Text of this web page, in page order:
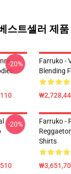
스트셀러 제품
-20%
Farruko -
Blending
-20%
Farruko -
Shirts